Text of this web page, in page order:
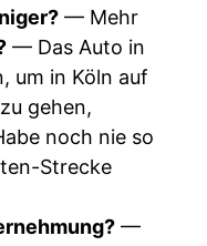
— Mehr
— Das Auto in
um in Köln auf
gehen,
noch nie so
Strecke
—